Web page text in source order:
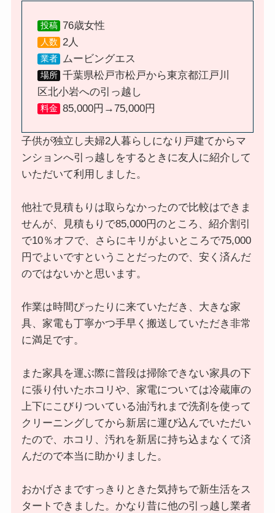
投稿 76歳女性
人数 2人
業者 ムービングエス
場所 千葉県松戸市松戸から東京都江戸川
区北小岩への引っ越し
料金 85,000円→75,000円
子供が独立し夫婦2人暮らしになり戸建てからマ
ンションへ引っ越しをするときに友人に紹介して
いただいて利用しました。
他社で見積もりは取らなかったので比較はできま
せんが、見積もりで85,000円のところ、紹介割引
で10％オフで、さらにキリがよいところで75,000
円でよいですということだったので、安く済んだ
のではないかと思います。
作業は時間ぴったりに来ていただき、大きな家
具、家電も丁寧かつ手早く搬送していただき非常
に満足です。
また家具を運ぶ際に普段は掃除できない家具の下
に張り付いたホコリや、家電については冷蔵庫の
上下にこびりついている油汚れまで洗剤を使って
クリーニングしてから新居に運び込んでいただい
たので、ホコリ、汚れを新居に持ち込まなくて済
んだので本当に助かりました。
おかげさまですっきりときた気持ちで新生活をス
タートできました。かなり昔に他の引っ越し業者